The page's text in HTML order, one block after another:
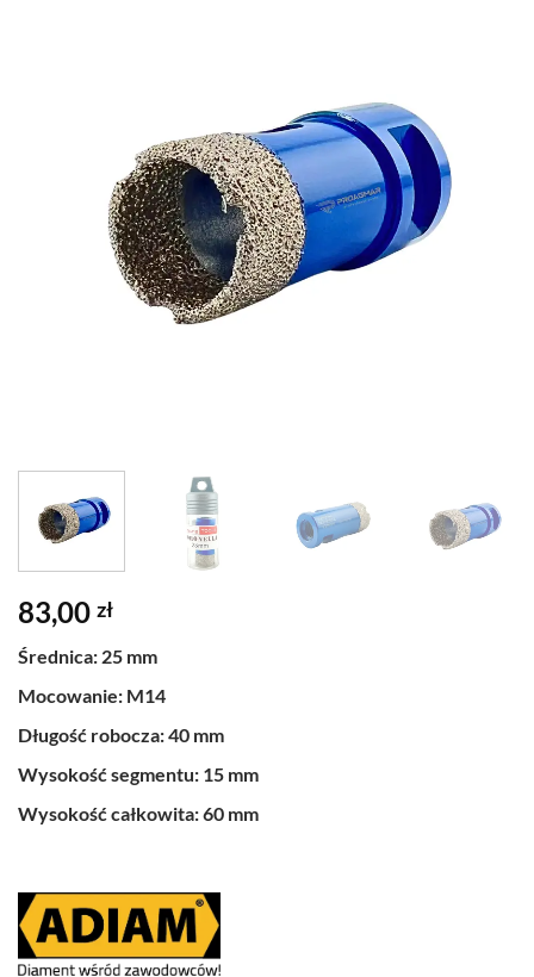
83,00 zł
Średnica: 25 mm
Mocowanie: M14
Długość robocza: 40 mm
Wysokość segmentu: 15 mm
Wysokość całkowita: 60 mm